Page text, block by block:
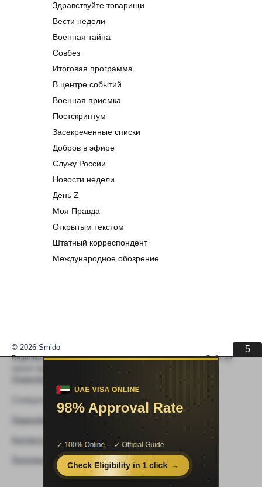
Здравствуйте товарищи
Вести недели
Военная тайна
Совбез
Итоговая программа
В центре событий
Военная приемка
Постскриптум
Засекреченные списки
Добров в эфире
Служу России
Новости недели
День Z
Моя Правда
Открытым текстом
Штатный корреспондент
Международное обозрение
5
© 2026 Smido
Видеоматериалы встраиваются из открытых источников. Сайт не
Видео не работает
Политика конфиденциальности